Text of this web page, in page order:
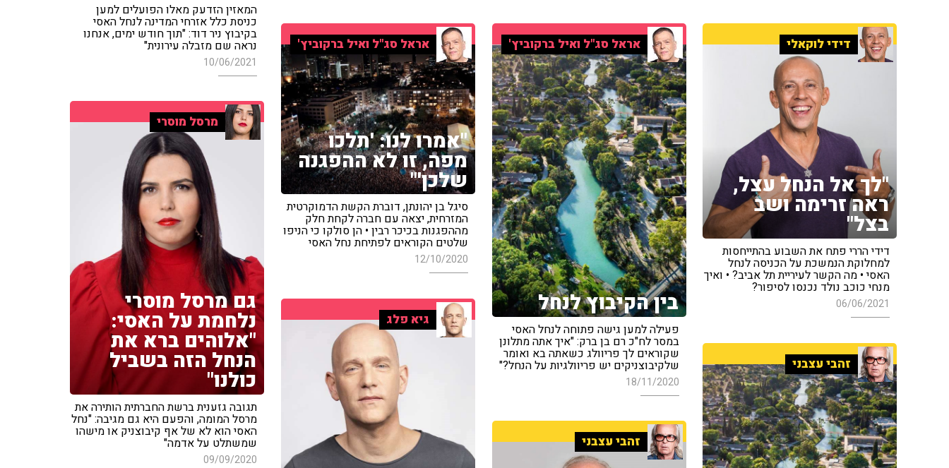
המאזין הזדעק מאלו הפועלים למען
כניסת כלל אזרחי המדינה לנחל האסי
בקיבוץ ניר דוד: "תוך חודש ימים, אנחנו
נראה שם מזבלה עירונית"
10/06/2021
דידי לוקאלי
"לך אל הנחל עצל,
ראה זרימה ושב
בצל"
דידי הררי פתח את השבוע בהתייחסות
למחלוקת הנמשכת על הכניסה לנחל
האסי • מה הקשר לעיריית תל אביב? • ואיך
מנחי כוכב נולד נכנסו לסיפור?
06/06/2021
אראל סג"ל ואיל ברקוביץ'
בין הקיבוץ לנחל
פעילה למען גישה פתוחה לנחל האסי
במסר לח"כ רם בן ברק: "איך אתה מתלונן
שקוראים לך פריוולג כשאתה בא ואומר
שלקיבוצניקים יש פריוולגיות על הנחל?"
18/11/2020
אראל סג"ל ואיל ברקוביץ'
"אמרו לנו: 'תלכו
מפה, זו לא ההפגנה
שלכן'"
סיגל בן יהונתן, דוברת הקשת הדמוקרטית
המזרחית, יצאה עם חברה לקחת חלק
מההפגנות בכיכר רבין • הן סולקו כי הניפו
שלטים הקוראים לפתיחת נחל האסי
12/10/2020
מרסל מוסרי
גם מרסל מוסרי
נלחמת על האסי:
"אלוהים ברא את
הנחל הזה בשביל
כולנו"
תגובה גזענית ברשת החברתית הותירה את
מרסל המומה, והפעם היא גם מגיבה: "נחל
האסי הוא לא של אף קיבוצניק או מישהו
שמשתלט על אדמה"
09/09/2020
גיא פלג
זהבי עצבני
זהבי עצבני